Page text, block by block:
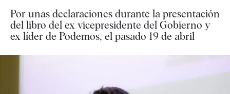
Por unas declaraciones durante la presentación
del libro del ex vicepresidente del Gobierno y
ex líder de Podemos, el pasado 19 de abril